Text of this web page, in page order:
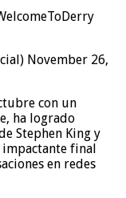
November 26,
con un
ha logrado
Stephen King y
impactante final
en redes